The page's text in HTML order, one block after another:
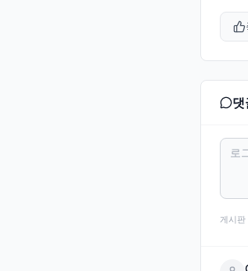
댓
게시판